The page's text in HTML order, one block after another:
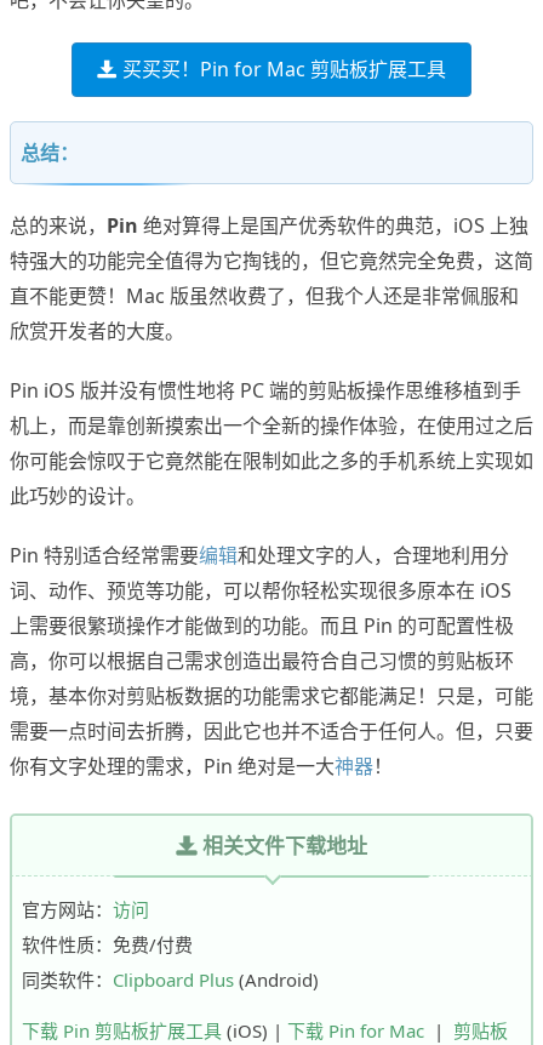
买买买！Pin for Mac 剪贴板扩展工具
总结：
总的来说， Pin 绝对算得上是国产优秀软件的典范，iOS 上独
特强大的功能完全值得为它掏钱的，但它竟然完全免费，这简
直不能更赞！Mac 版虽然收费了，但我个人还是非常佩服和
欣赏开发者的大度。
Pin iOS 版并没有惯性地将 PC 端的剪贴板操作思维移植到手
机上，而是靠创新摸索出一个全新的操作体验，在使用过之后
你可能会惊叹于它竟然能在限制如此之多的手机系统上实现如
此巧妙的设计。
Pin 特别适合经常需要编辑和处理文字的人，合理地利用分
词、动作、预览等功能，可以帮你轻松实现很多原本在 iOS
上需要很繁琐操作才能做到的功能。而且 Pin 的可配置性极
高，你可以根据自己需求创造出最符合自己习惯的剪贴板环
境，基本你对剪贴板数据的功能需求它都能满足！只是，可能
需要一点时间去折腾，因此它也并不适合于任何人。但，只要
你有文字处理的需求，Pin 绝对是一大神器！
相关文件下载地址
官方网站： 访问
软件性质：免费/付费
同类软件： Clipboard Plus (Android)
下载 Pin 剪贴板扩展工具 (iOS) | 下载 Pin for Mac | 剪贴板